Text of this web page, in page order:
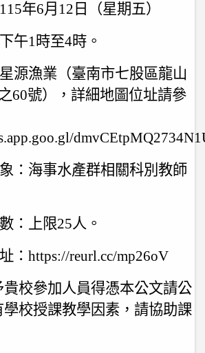
115年6月 12 日（星期五）
午1時至4時。
源漁業（臺南市七股區龍山
之60號），詳細地圖位址請參
：海事水產群相關科別教師
：上限25人。
： https://reurl.cc/mp26oV
貴校參加人員得憑本公文請公
學校授課教學因素，請協助課